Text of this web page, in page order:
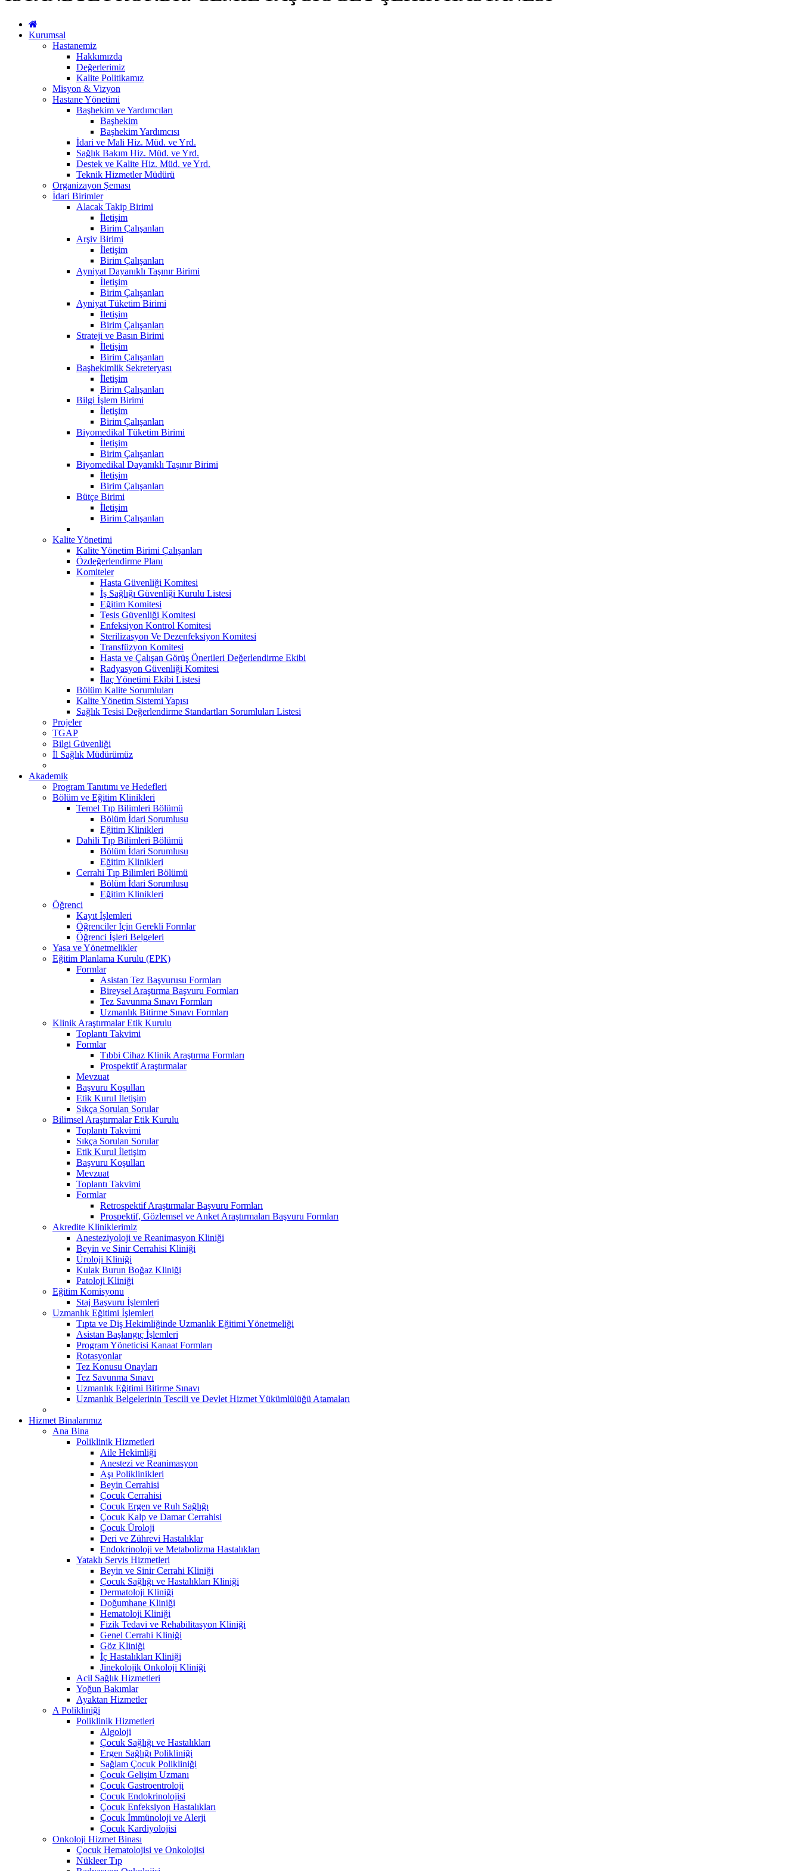
Kurumsal
Hastanemiz
Hakkımızda
Değerlerimiz
Kalite Politikamız
Misyon & Vizyon
Hastane Yönetimi
Başhekim ve Yardımcıları
Başhekim
Başhekim Yardımcısı
İdari ve Mali Hiz. Müd. ve Yrd.
Sağlık Bakım Hiz. Müd. ve Yrd.
Destek ve Kalite Hiz. Müd. ve Yrd.
Teknik Hizmetler Müdürü
Organizayon Şeması
İdari Birimler
Alacak Takip Birimi
İletişim
Birim Çalışanları
Arşiv Birimi
İletişim
Birim Çalışanları
Ayniyat Dayanıklı Taşınır Birimi
İletişim
Birim Çalışanları
Ayniyat Tüketim Birimi
İletişim
Birim Çalışanları
Strateji ve Basın Birimi
İletişim
Birim Çalışanları
Başhekimlik Sekreteryası
İletişim
Birim Çalışanları
Bilgi İşlem Birimi
İletişim
Birim Çalışanları
Biyomedikal Tüketim Birimi
İletişim
Birim Çalışanları
Biyomedikal Dayanıklı Taşınır Birimi
İletişim
Birim Çalışanları
Bütçe Birimi
İletişim
Birim Çalışanları
Kalite Yönetimi
Kalite Yönetim Birimi Çalışanları
Özdeğerlendirme Planı
Komiteler
Hasta Güvenliği Komitesi
İş Sağlığı Güvenliği Kurulu Listesi
Eğitim Komitesi
Tesis Güvenliği Komitesi
Enfeksiyon Kontrol Komitesi
Sterilizasyon Ve Dezenfeksiyon Komitesi
Transfüzyon Komitesi
Hasta ve Çalışan Görüş Önerileri Değerlendirme Ekibi
Radyasyon Güvenliği Komitesi
İlaç Yönetimi Ekibi Listesi
Bölüm Kalite Sorumluları
Kalite Yönetim Sistemi Yapısı
Sağlık Tesisi Değerlendirme Standartları Sorumluları Listesi
Projeler
TGAP
Bilgi Güvenliği
İl Sağlık Müdürümüz
Akademik
Program Tanıtımı ve Hedefleri
Bölüm ve Eğitim Klinikleri
Temel Tıp Bilimleri Bölümü
Bölüm İdari Sorumlusu
Eğitim Klinikleri
Dahili Tıp Bilimleri Bölümü
Bölüm İdari Sorumlusu
Eğitim Klinikleri
Cerrahi Tıp Bilimleri Bölümü
Bölüm İdari Sorumlusu
Eğitim Klinikleri
Öğrenci
Kayıt İşlemleri
Öğrenciler İçin Gerekli Formlar
Öğrenci İşleri Belgeleri
Yasa ve Yönetmelikler
Eğitim Planlama Kurulu (EPK)
Formlar
Asistan Tez Başvurusu Formları
Bireysel Araştırma Başvuru Formları
Tez Savunma Sınavı Formları
Uzmanlık Bitirme Sınavı Formları
Klinik Araştırmalar Etik Kurulu
Toplantı Takvimi
Formlar
Tıbbi Cihaz Klinik Araştırma Formları
Prospektif Araştırmalar
Mevzuat
Başvuru Koşulları
Etik Kurul İletişim
Sıkça Sorulan Sorular
Bilimsel Araştırmalar Etik Kurulu
Toplantı Takvimi
Sıkça Sorulan Sorular
Etik Kurul İletişim
Başvuru Koşulları
Mevzuat
Toplantı Takvimi
Formlar
Retrospektif Araştırmalar Başvuru Formları
Prospektif, Gözlemsel ve Anket Araştırmaları Başvuru Formları
Akredite Kliniklerimiz
Anesteziyoloji ve Reanimasyon Kliniği
Beyin ve Sinir Cerrahisi Kliniği
Üroloji Kliniği
Kulak Burun Boğaz Kliniği
Patoloji Kliniği
Eğitim Komisyonu
Staj Başvuru İşlemleri
Uzmanlık Eğitimi İşlemleri
Tıpta ve Diş Hekimliğinde Uzmanlık Eğitimi Yönetmeliği
Asistan Başlangıç İşlemleri
Program Yöneticisi Kanaat Formları
Rotasyonlar
Tez Konusu Onayları
Tez Savunma Sınavı
Uzmanlık Eğitimi Bitirme Sınavı
Uzmanlık Belgelerinin Tescili ve Devlet Hizmet Yükümlülüğü Atamaları
Hizmet Binalarımız
Ana Bina
Poliklinik Hizmetleri
Aile Hekimliği
Anestezi ve Reanimasyon
Aşı Poliklinikleri
Beyin Cerrahisi
Çocuk Cerrahisi
Çocuk Ergen ve Ruh Sağlığı
Çocuk Kalp ve Damar Cerrahisi
Çocuk Üroloji
Deri ve Zührevi Hastalıklar
Endokrinoloji ve Metabolizma Hastalıkları
Yataklı Servis Hizmetleri
Beyin ve Sinir Cerrahi Kliniği
Çocuk Sağlığı ve Hastalıkları Kliniği
Dermatoloji Kliniği
Doğumhane Kliniği
Hematoloji Kliniği
Fizik Tedavi ve Rehabilitasyon Kliniği
Genel Cerrahi Kliniği
Göz Kliniği
İç Hastalıkları Kliniği
Jinekolojik Onkoloji Kliniği
Acil Sağlık Hizmetleri
Yoğun Bakımlar
Ayaktan Hizmetler
A Polikliniği
Poliklinik Hizmetleri
Algoloji
Çocuk Sağlığı ve Hastalıkları
Ergen Sağlığı Polikliniği
Sağlam Çocuk Polikliniği
Çocuk Gelişim Uzmanı
Çocuk Gastroentroloji
Çocuk Endokrinolojisi
Çocuk Enfeksiyon Hastalıkları
Çocuk İmmünoloji ve Alerji
Çocuk Kardiyolojisi
Onkoloji Hizmet Binası
Çocuk Hematolojisi ve Onkolojisi
Nükleer Tıp